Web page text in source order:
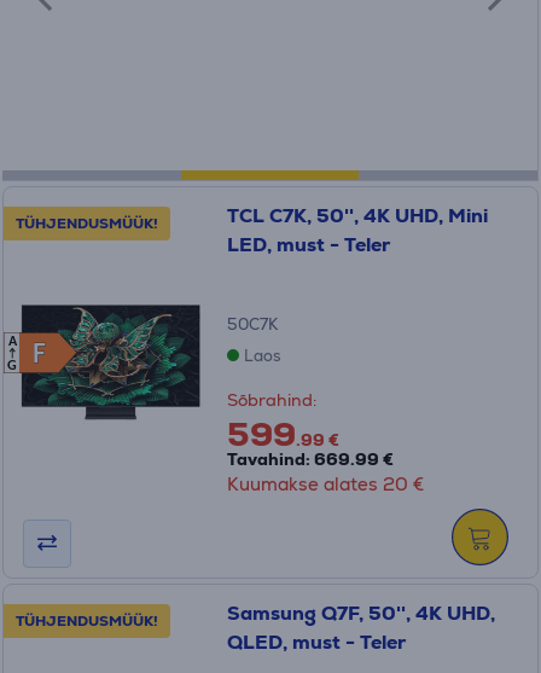
TÜHJENDUSMÜÜK!
F
F
A
G
TCL C7K, 50'', 4K UHD, Mini
LED, must - Teler
50C7K
Laos
Sõbrahind:
599.99 €
Tavahind: 669.99 €
Kuumakse alates 20 €
TÜHJENDUSMÜÜK!
Samsung Q7F, 50'', 4K UHD,
QLED, must - Teler